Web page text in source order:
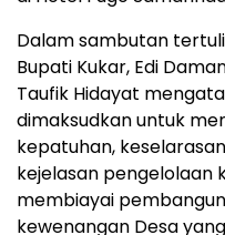
Dalam sambutan
Bupati Kukar, Edi
Taufik Hidayat
dimaksudkan untuk
kepatuhan,
kejelasan pengelolaan
membiayai
kewenangan Desa